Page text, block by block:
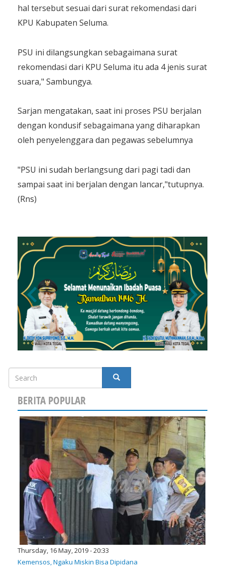
hal tersebut sesuai dari surat rekomendasi dari
KPU Kabupaten Seluma.
PSU ini dilangsungkan sebagaimana surat
rekomendasi dari KPU Seluma itu ada 4 jenis surat
suara," Sambungya.
Sarjan mengatakan, saat ini proses PSU berjalan
dengan kondusif sebagaimana yang diharapkan
oleh penyelenggara dan pegawas sebelumnya
"PSU ini sudah berlangsung dari pagi tadi dan
sampai saat ini berjalan dengan lancar,"tutupnya.
(Rns)
Search
SEARCH
BERITA POPULAR
Thursday, 16 May, 2019 - 20:33
Kemensos, Ngaku Miskin Bisa Dipidana